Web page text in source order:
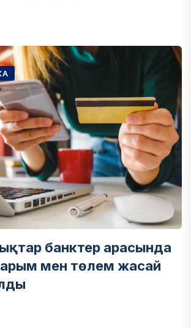
банктер арасында
мен төлем жасай